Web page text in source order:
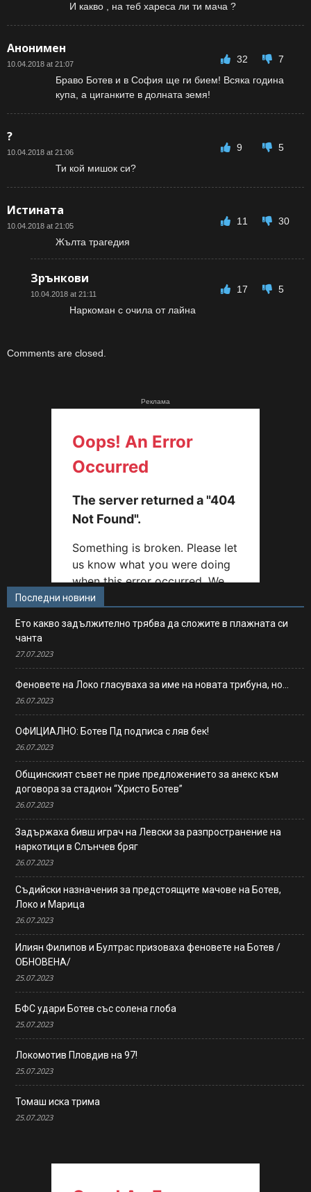
И какво , на теб хареса ли ти мача ?
Анонимен
10.04.2018 at 21:07 32
7
Браво Ботев и в София ще ги бием! Всяка година
купа, а циганките в долната земя!
?
10.04.2018 at 21:06 9
5
Ти кой мишок си?
Истината
10.04.2018 at 21:05 11
30
Жълта трагедия
Зрънкови
10.04.2018 at 21:11 17
5
Наркоман с очила от лайна
Comments are closed.
Реклама
Последни новини
Ето какво задължително трябва да сложите в плажната си
чанта
27.07.2023
Феновете на Локо гласуваха за име на новата трибуна, но…
26.07.2023
ОФИЦИАЛНО: Ботев Пд подписа с ляв бек!
26.07.2023
Общинският съвет не прие предложението за анекс към
договора за стадион “Христо Ботев”
26.07.2023
Задържаха бивш играч на Левски за разпространение на
наркотици в Слънчев бряг
26.07.2023
Съдийски назначения за предстоящите мачове на Ботев,
Локо и Марица
26.07.2023
Илиян Филипов и Бултрас призоваха феновете на Ботев /
ОБНОВЕНА/
25.07.2023
БФС удари Ботев със солена глоба
25.07.2023
Локомотив Пловдив на 97!
25.07.2023
Томаш иска трима
25.07.2023